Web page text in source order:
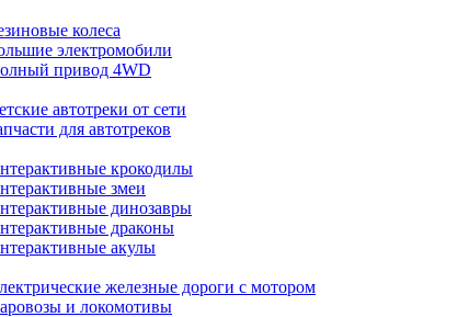
колеса
электромобили
привод 4WD
автотреки от сети
для автотреков
крокодилы
змеи
динозавры
драконы
акулы
железные дороги с мотором
и локомотивы